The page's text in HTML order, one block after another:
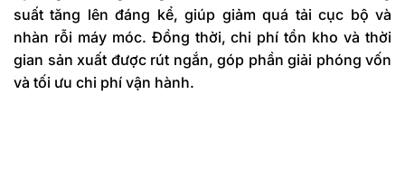
suất tăng lên đáng kể, giúp giảm quá tải cục bộ và
nhàn rỗi máy móc. Đồng thời, chi phí tồn kho và thời
gian sản xuất được rút ngắn, góp phần giải phóng vốn
và tối ưu chi phí vận hành.